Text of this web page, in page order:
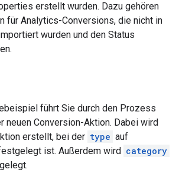
erstellt wurden. Dazu gehören
für Analytics-Conversions, die nicht in
wurden und den Status
führt Sie durch den Prozess
neuen Conversion-Aktion. Dabei wird
erstellt, bei der type auf
ist. Außerdem wird category